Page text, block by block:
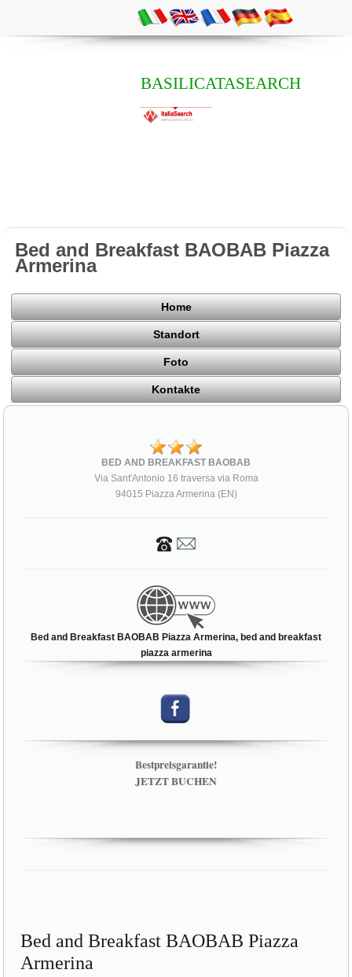
BASILICATASEARCH
Bed and Breakfast BAOBAB Piazza
Armerina
Home
Standort
Foto
Kontakte
BED AND BREAKFAST BAOBAB
Via Sant'Antonio 16 traversa via Roma
94015 Piazza Armerina (EN)
Bed and Breakfast BAOBAB Piazza Armerina, bed and breakfast
piazza armerina
Bestpreisgarantie!
JETZT BUCHEN
Bed and Breakfast BAOBAB Piazza
Armerina